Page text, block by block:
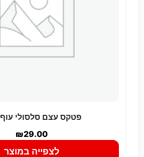
פטקס עצם סלסולי עוף 3 יח
₪29.00
לצפייה במוצר